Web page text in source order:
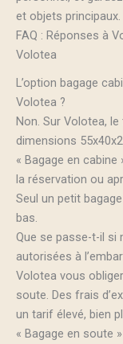
et objets principaux.
FAQ : Réponses à
Volotea
L’option bagage
Volotea ?
Non. Sur Volotea,
dimensions
« Bagage en
la réservation ou
Seul un petit
bas.
Que se passe-t-il si
autorisées à
Volotea vous
soute. Des frais
un tarif élevé, bien
« Bagage en soute